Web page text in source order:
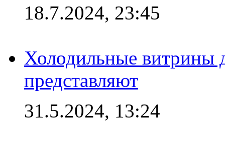
18.7.2024, 23:45
Холодильные витрины
представляют
31.5.2024, 13:24